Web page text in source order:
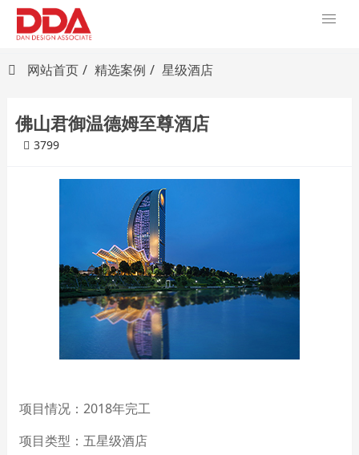
网站首页 精选案例 星级酒店
佛山君御温德姆至尊酒店
3799
项目情况：2018年完工
项目类型：五星级酒店